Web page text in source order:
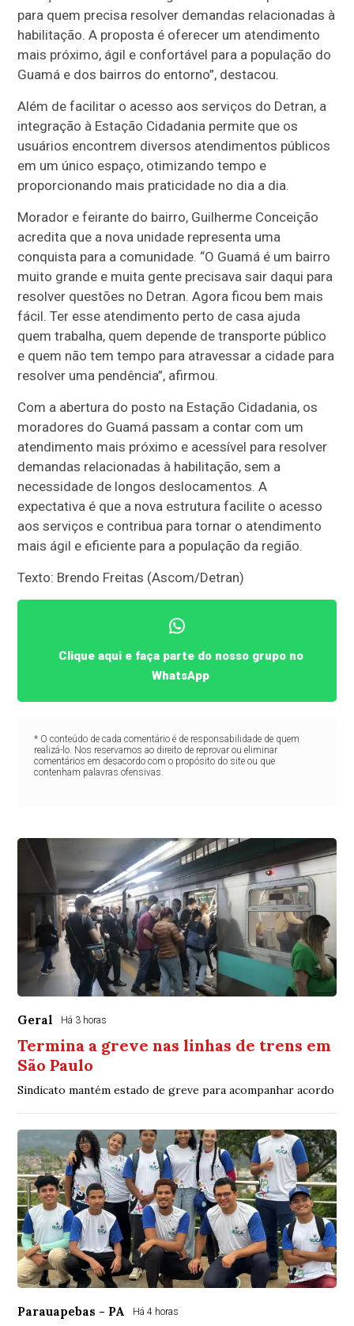
para quem precisa resolver demandas relacionadas à
habilitação. A proposta é oferecer um atendimento
mais próximo, ágil e confortável para a população do
Guamá e dos bairros do entorno”, destacou.
Além de facilitar o acesso aos serviços do Detran, a
integração à Estação Cidadania permite que os
usuários encontrem diversos atendimentos públicos
em um único espaço, otimizando tempo e
proporcionando mais praticidade no dia a dia.
Morador e feirante do bairro, Guilherme Conceição
acredita que a nova unidade representa uma
conquista para a comunidade. “O Guamá é um bairro
muito grande e muita gente precisava sair daqui para
resolver questões no Detran. Agora ficou bem mais
fácil. Ter esse atendimento perto de casa ajuda
quem trabalha, quem depende de transporte público
e quem não tem tempo para atravessar a cidade para
resolver uma pendência”, afirmou.
Com a abertura do posto na Estação Cidadania, os
moradores do Guamá passam a contar com um
atendimento mais próximo e acessível para resolver
demandas relacionadas à habilitação, sem a
necessidade de longos deslocamentos. A
expectativa é que a nova estrutura facilite o acesso
aos serviços e contribua para tornar o atendimento
mais ágil e eficiente para a população da região.
Texto: Brendo Freitas (Ascom/Detran)
Clique aqui e faça parte do nosso grupo no
WhatsApp
* O conteúdo de cada comentário é de responsabilidade de quem
realizá-lo. Nos reservamos ao direito de reprovar ou eliminar
comentários em desacordo com o propósito do site ou que
contenham palavras ofensivas.
Geral Há 3 horas
Termina a greve nas linhas de trens em
São Paulo
Sindicato mantém estado de greve para acompanhar acordo
Parauapebas - PA Há 4 horas